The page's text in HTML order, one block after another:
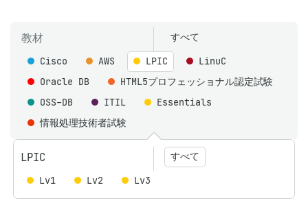
教材 すべて
Cisco AWS LPIC
LinuC
Oracle DB
HTML5プロフェッショナル認定試験
OSS-DB
ITIL
Essentials
情報処理技術者試験
LPIC すべて
Lv1 Lv2 Lv3